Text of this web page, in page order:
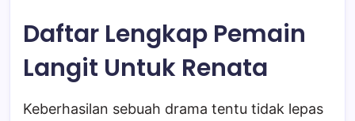
Daftar Lengkap Pemain
Langit Untuk Renata
Keberhasilan sebuah drama tentu tidak lepas